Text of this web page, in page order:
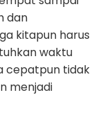
dan
kitapun harus
waktu
cepatpun tidak
menjadi